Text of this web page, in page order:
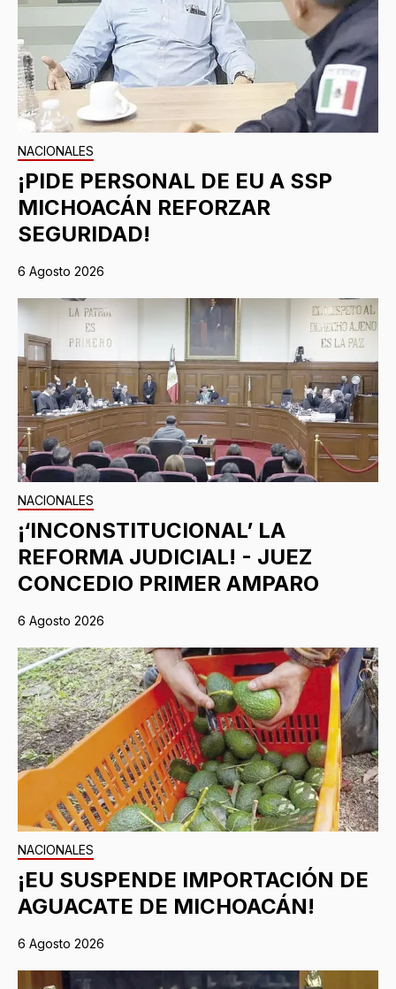
NACIONALES
¡PIDE PERSONAL DE EU A SSP
MICHOACÁN REFORZAR
SEGURIDAD!
6 Agosto 2026
NACIONALES
¡‘INCONSTITUCIONAL’ LA
REFORMA JUDICIAL! - JUEZ
CONCEDIO PRIMER AMPARO
6 Agosto 2026
NACIONALES
¡EU SUSPENDE IMPORTACIÓN DE
AGUACATE DE MICHOACÁN!
6 Agosto 2026